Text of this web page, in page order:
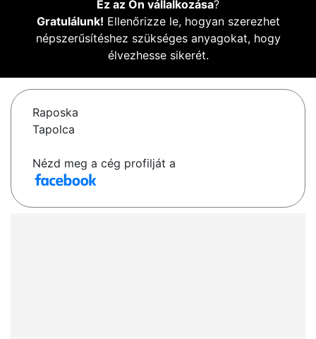
Ez az Ön vállalkozása?
Gratulálunk! Ellenőrizze le, hogyan szerezhet
népszerűsítéshez szükséges anyagokat, hogy
élvezhesse sikerét.
Raposka
Tapolca
Nézd meg a cég profilját a